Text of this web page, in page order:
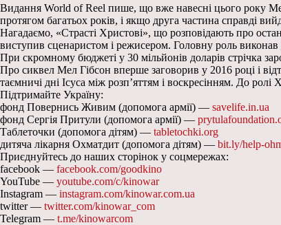
Видання World of Reel пише, що вже навесні цього року
протягом багатьох років, і якщо друга частина справді
Нагадаємо, «Страсті Христові», що розповідають про
виступив сценаристом і режисером. Головну роль
При скромному бюджеті у 30 мільйонів доларів стрічка
Про сиквел Мел Гібсон вперше заговорив у 2016 році і
таємничі дні Ісуса між розп’яттям і воскресінням. До
Підтримайте Україну:
фонд Повернись Живим (допомога армії) — savelife.in.ua
фонд Сергія Притули (допомога армії) —
Таблеточки (допомога дітям) — tabletochki.org
дитяча лікарня Охматдит (допомога дітям) — bit.ly/help-
Приєднуйтесь до наших сторінок у соцмережах:
facebook — facebook.com/goodkino
YouTube — youtube.com/c/kinowar
Instagram — instagram.com/kinowar.com.ua
twitter — twitter.com/kinowar_com
Telegram — t.me/kinowarcom